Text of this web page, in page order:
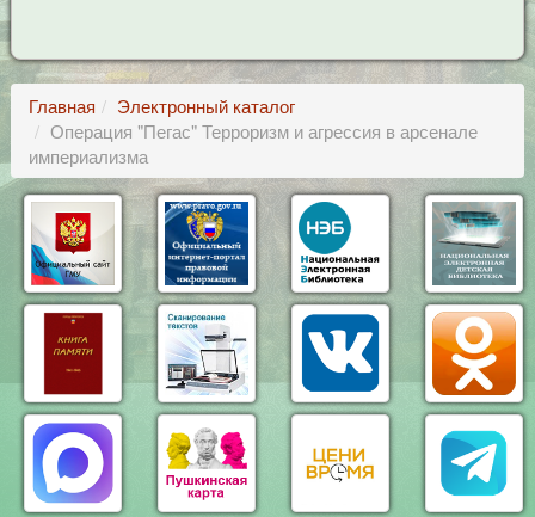
Главная
Электронный каталог
Операция "Пегас" Терроризм и агрессия в арсенале
империализма